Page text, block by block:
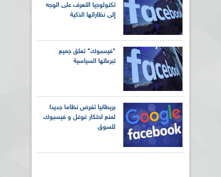
تكنولوجيا التعرف على الوجه
إلى نظاراتها الذكية
"فيسبوك" تعلق جميع
تبرعاتها السياسية
بريطانيا تفرض نظاما جديدا
لمنع احتكار غوغل و فيسبوك
للسوق